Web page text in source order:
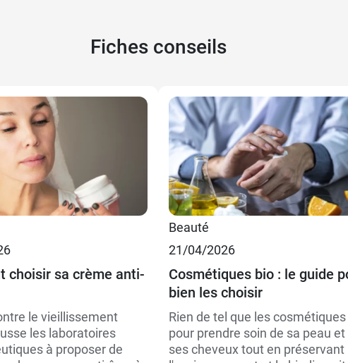
Fiches conseils
choisir sa crème anti-
le vieillissement
les laboratoires
à proposer de
Beauté
21/04/2026
Cosmétiques bio : le guide
bien les choisir
Rien de tel que les
pour prendre soin de sa peau et
ses cheveux tout en préservant